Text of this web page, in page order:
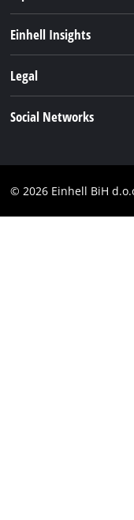
Usluge
Brushless
Einhell Insights
Einhell globalno
Legal
Compliance
Social Networks
YouТube
© 2026 Einhell BiH